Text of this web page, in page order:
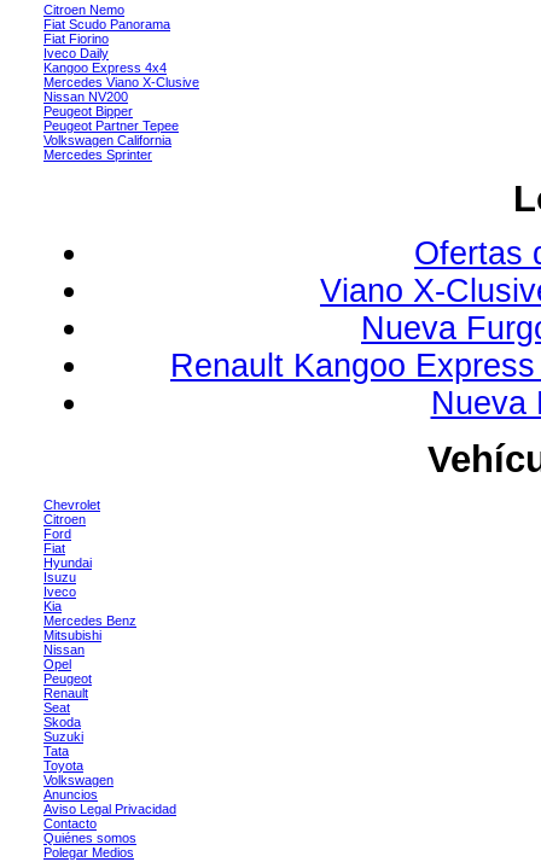
Citroen Nemo
Fiat Scudo Panorama
Fiat Fiorino
Iveco Daily
Kangoo Express 4x4
Mercedes Viano X-Clusive
Nissan NV200
Peugeot Bipper
Peugeot Partner Tepee
Volkswagen California
Mercedes Sprinter
Ofertas
Viano X-
Nueva
Renault Kangoo
Nueva
Chevrolet
Citroen
Ford
Fiat
Hyundai
Isuzu
Iveco
Kia
Mercedes Benz
Mitsubishi
Nissan
Opel
Peugeot
Renault
Seat
Skoda
Suzuki
Tata
Toyota
Volkswagen
Anuncios
Aviso Legal Privacidad
Contacto
Quiénes somos
Polegar Medios